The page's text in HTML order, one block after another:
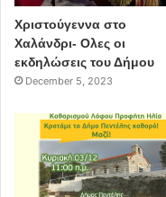
Χριστούγεννα στο
Χαλάνδρι- Ολες οι
εκδηλώσεις του Δήμου
December 5, 2023